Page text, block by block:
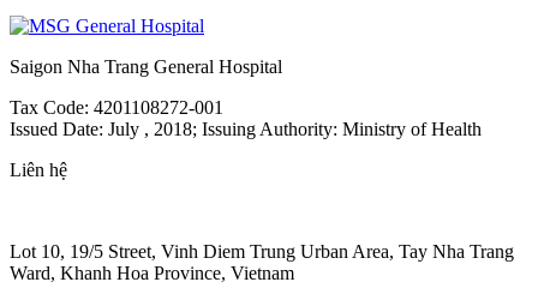
Saigon Nha Trang General Hospital
Tax Code: 4201108272-001
Issued Date: July , 2018; Issuing Authority: Ministry of Health
Liên hệ
Lot 10, 19/5 Street, Vinh Diem Trung Urban Area, Tay Nha Trang
Ward, Khanh Hoa Province, Vietnam